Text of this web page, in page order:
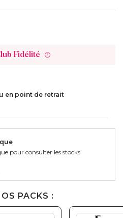
Fidélité ?
en point de retrait
pour consulter les stocks
PACKS :